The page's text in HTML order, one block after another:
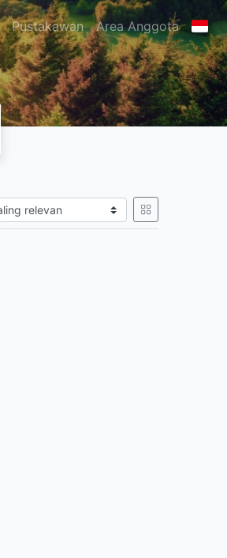
Pustakawan Area Anggota